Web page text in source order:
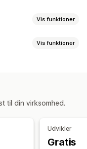
Vis funktioner
og eksport af CSV
Sikkerhedskopi
Vis funktioner
til din virksomhed.
Udvikler
Gratis